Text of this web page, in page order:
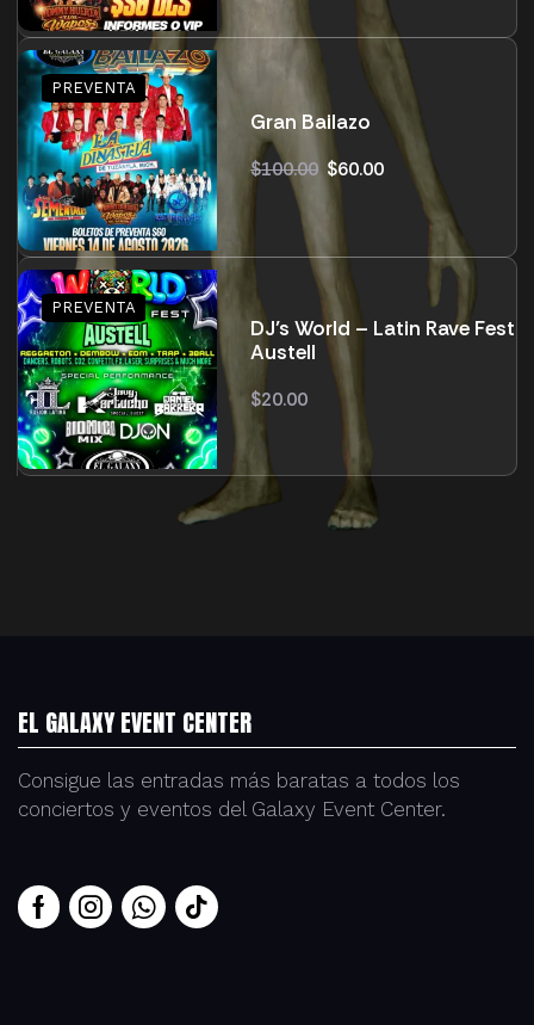
Gran Bailazo
$100.00 $60.00
DJ’s World – Latin Rave Fest
Austell
$20.00
EL GALAXY EVENT CENTER
Consigue las entradas más baratas a todos los
conciertos y eventos del Galaxy Event Center.